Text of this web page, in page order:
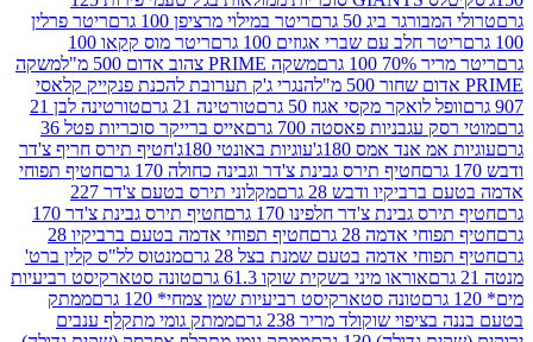
ביג 50 גרם
ריטר במילוי מרציפן 100 גרם
ריטר פרלין
חלב עם שברי אגוזים 100 גרם
ריטר מוס קקאו 100
100 גרם
משקה PRIME צהוב אדום 500 מ"ל
משקה
הנגרי ג'ק תערובת להכנת פנקייק קלאסי
לואקר מקסי אגוז 50 גרם
טורטינה 21 גרם
טורטינה לבן 21
עגבניות פאסטה 700 גרם
אייס ברייקר סוכריות פטל 36
אנד אמס 180ג'
עוגיות באונטי 180ג'
חטיף תירס חריף צ'דר
חטיף תירס גבינת צ'דר וגבינה כחולה 170 גרם
חטיף תפוחי
ודבש 28 גרם
מקלוני תירס בטעם צ'דר 227
גבינת צ'דר חלפינו 170 גרם
חטיף תירס גבינת צ'דר 170
אדמה 28 גרם
חטיף תפוחי אדמה בטעם ברביקיו 28
אדמה בטעם שמנת בצל 28 גרם
מנטוס לל"ס קלין ברט'
אוראו מיני בשקית שוקו 61.3 גרם
טונה סטארקיסט רביעיות
טונה סטארקיסט רביעיות שמן צמחי* 120 גרם
ממתק
שוקולד מריר 238 גרם
ממתק גומי מתקלף ענבים